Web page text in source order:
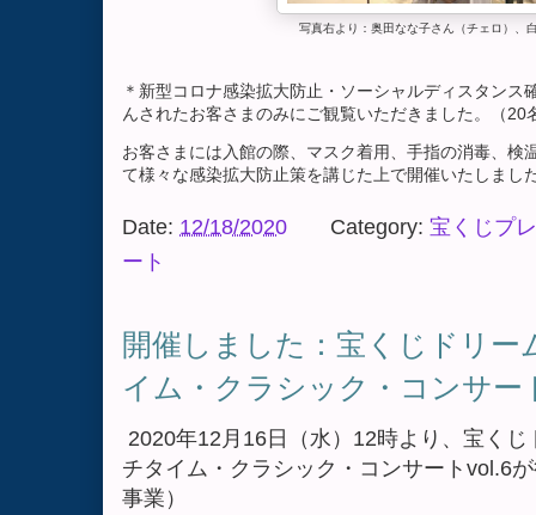
写真右より：奥田なな子さん（チェロ）、
＊新型コロナ感染拡大防止・ソーシャルディスタン
んされたお客さまのみにご観覧いただきました。（20
お客さまには入館の際、マスク着用、手指の消毒、検
て様々な感染拡大防止策を講じた上で開催いたしまし
Date: 12/18/2020 Category: 宝くじプ
ート
開催しました：宝くじドリー
イム・クラシック・コンサー
2020年12月16日（水）12時より、宝く
チタイム・クラシック・コンサートvol.6
事業）